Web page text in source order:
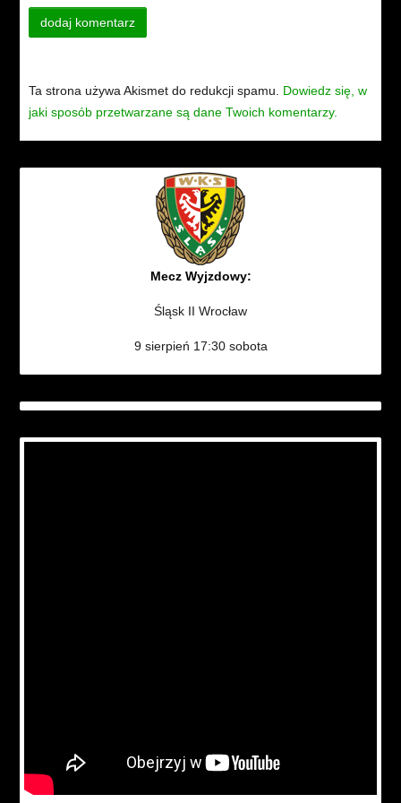
Ta strona używa Akismet do redukcji spamu. Dowiedz się, w
jaki sposób przetwarzane są dane Twoich komentarzy.
Mecz Wyjzdowy:
Śląsk II Wrocław
9 sierpień 17:30 sobota